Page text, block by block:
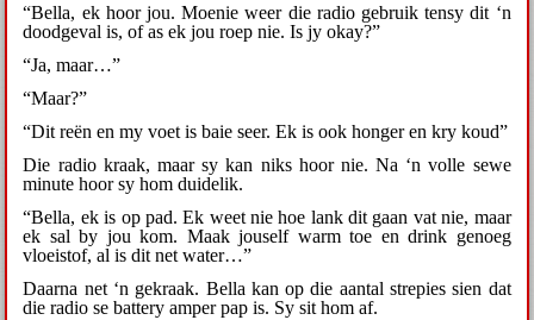
“Bella, ek hoor jou. Moenie weer die radio gebruik tensy dit ‘n
doodgeval is, of as ek jou roep nie. Is jy okay?”
“Ja, maar…”
“Maar?”
“Dit reën en my voet is baie seer. Ek is ook honger en kry koud”
Die radio kraak, maar sy kan niks hoor nie. Na ‘n volle sewe
minute hoor sy hom duidelik.
“Bella, ek is op pad. Ek weet nie hoe lank dit gaan vat nie, maar
ek sal by jou kom. Maak jouself warm toe en drink genoeg
vloeistof, al is dit net water…”
Daarna net ‘n gekraak. Bella kan op die aantal strepies sien dat
die radio se battery amper pap is. Sy sit hom af.